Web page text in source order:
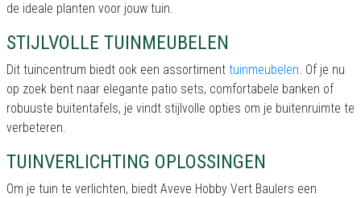
de ideale planten voor jouw tuin.
STIJLVOLLE TUINMEUBELEN
Dit tuincentrum biedt ook een assortiment tuinmeubelen. Of je nu
op zoek bent naar elegante patio sets, comfortabele banken of
robuuste buitentafels, je vindt stijlvolle opties om je buitenruimte te
verbeteren.
TUINVERLICHTING OPLOSSINGEN
Om je tuin te verlichten, biedt Aveve Hobby Vert Baulers een